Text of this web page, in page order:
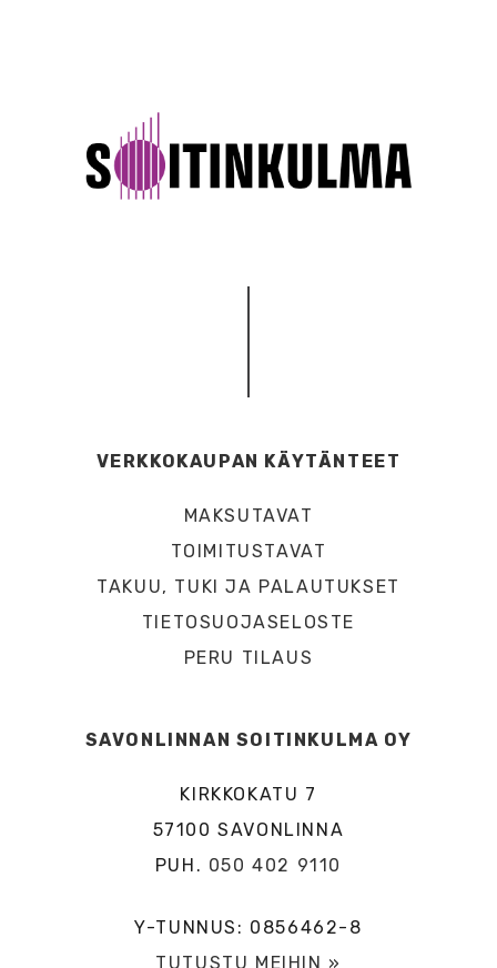
VERKKOKAUPAN KÄYTÄNTEET
MAKSUTAVAT
TOIMITUSTAVAT
TAKUU, TUKI JA PALAUTUKSET
TIETOSUOJASELOSTE
PERU TILAUS
SAVONLINNAN SOITINKULMA OY
KIRKKOKATU 7
57100 SAVONLINNA
PUH. 050 402 9110
Y-TUNNUS: 0856462-8
TUTUSTU MEIHIN »